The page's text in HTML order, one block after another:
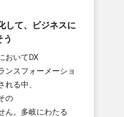
して、​ビジネスに​
おいて​DX​
ンスフォーメーショ
れる​中、​
の​
ん。​多岐に​わたる​